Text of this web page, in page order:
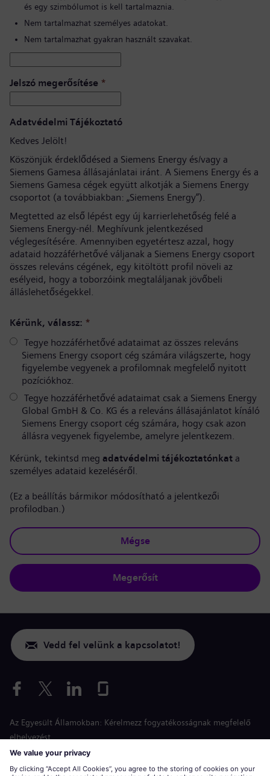
és egy szimbólumot is kell tartalmaznia.
Nem tartalmazhat személyes adatokat.
Nem tartalmazhat gyakran használt szavakat.
Jelszó megerősítése *
Adatvédelmi Tájékoztató
Kedves Jelölt!
Köszönjük érdeklődésed a Siemens Energy és/vagy a
Siemens Gamesa állásajánlatai iránt. A Siemens Energy és a
Siemens Gamesa cégek együtt alkotják a Siemens Energy
csoportot (a továbbiakban: „Siemens Energy”).
Megtetted az első lépést egy új karrierlehetőség felé a
Siemens Energy-nél. Meghívunk jelentkezésed
véglegesítésére. Amennyiben egyetértesz azzal, hogy
adataid hozzáférhetővé váljanak a Siemens Energy csoport
összes releváns cégének, egy kitöltött profil növeli az
esélyeid, hogy a toborzóink megtaláljanak jövőbeli
álláslehetőségekkel.
Kérünk, válassz: *
Tegye hozzáférhetővé adataimat az összes releváns
Siemens Energy csoport cég számára világszerte, hogy
figyelembe vegyenek a profilomnak megfelelő nyitott
pozíciókhoz.
Tegye hozzáférhetővé adataimat csak a Siemens Energy
Global GmbH & Co. KG és a releváns állásajánlatot kínáló
Siemens Energy csoport cég számára, hogy csak azon
állásra vegyenek figyelembe, amelyre jelentkezem.
Kérünk, tekintsd meg adatvédelmi tájékoztatónkat a
személyes adataid kezeléséről.
(Ez a beállítás bármikor módosítható a jelentkezői
profilodban.)
Mégse
Megerősít
Vedd fel velünk a kapcsolatot!
Az Egyesült Államokban: Kérelmezz fogyatékosságnak megfelelő
elhelyezést
Esélyegyenlőség a jelentkezés során
siemens-energy.comGlobális weboldal